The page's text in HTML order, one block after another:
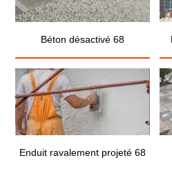
Béton désactivé 68
Enduit ravalement projeté 68